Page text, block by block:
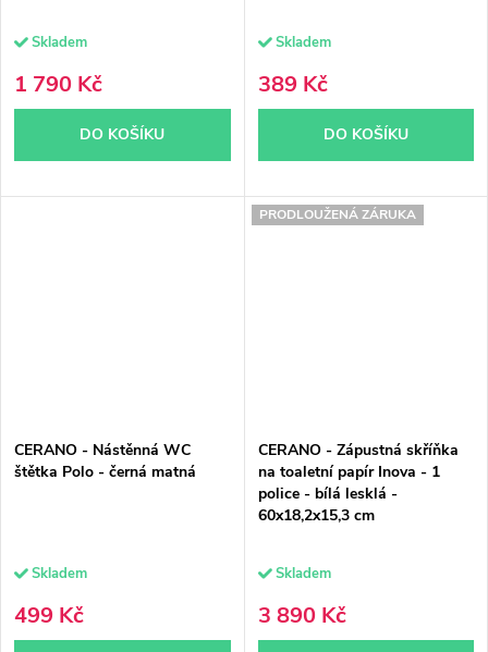
Skladem
1 790 Kč
DO KOŠÍKU
Skladem
389 Kč
DO KOŠÍKU
CERANO - Nástěnná WC
štětka Polo - černá matná
Skladem
499 Kč
PRODLOUŽENÁ ZÁRUKA
CERANO - Zápustná skříňka
na toaletní papír Inova - 1
police - bílá lesklá -
60x18,2x15,3 cm
Skladem
3 890 Kč